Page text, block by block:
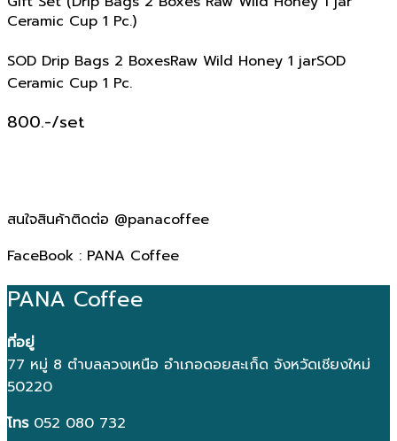
Ceramic Cup 1 Pc.)
SOD Drip Bags 2 BoxesRaw Wild Honey 1 jarSOD
Ceramic Cup 1 Pc.
800.-/set
สนใจสินค้าติดต่อ @panacoffee
FaceBook : PANA Coffee
PANA Coffee
ที่อยู่
77 หมู่ 8 ตำบลลวงเหนือ อำเภอดอยสะเก็ด จังหวัดเชียงใหม่
50220
โทร 052 080 732